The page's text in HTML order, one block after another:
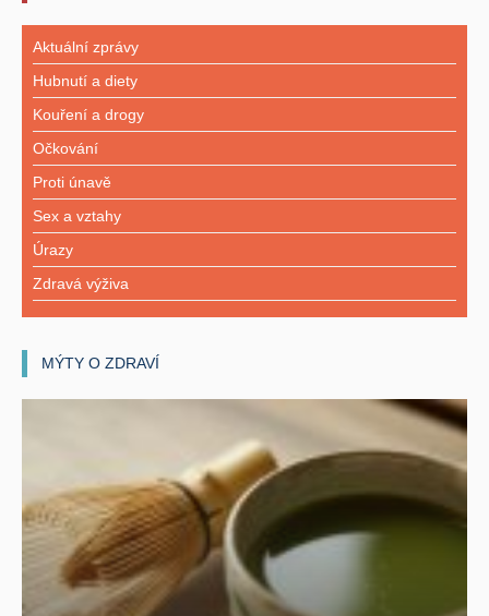
Aktuální zprávy
Hubnutí a diety
Kouření a drogy
Očkování
Proti únavě
Sex a vztahy
Úrazy
Zdravá výživa
MÝTY O ZDRAVÍ